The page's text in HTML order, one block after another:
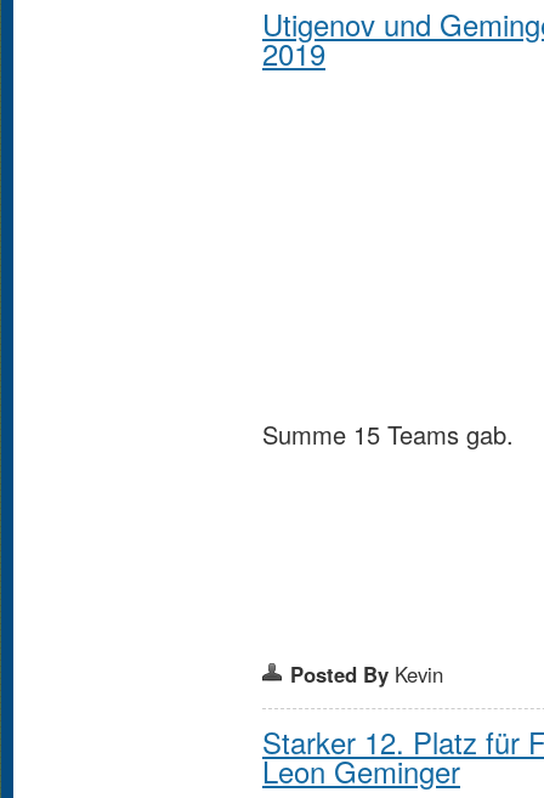
Utigenov und
2019
Summe 15 Teams gab.
Posted By Kevin
Starker 12. Platz für
Leon Geminger